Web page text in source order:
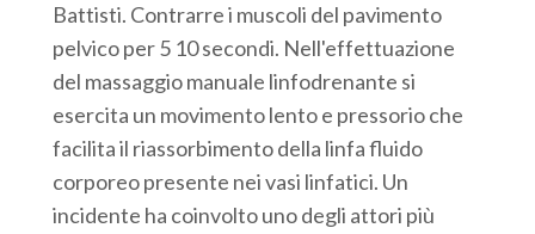
Battisti. Contrarre i muscoli del pavimento
pelvico per 5 10 secondi. Nell'effettuazione
del massaggio manuale linfodrenante si
esercita un movimento lento e pressorio che
facilita il riassorbimento della linfa fluido
corporeo presente nei vasi linfatici. Un
incidente ha coinvolto uno degli attori più